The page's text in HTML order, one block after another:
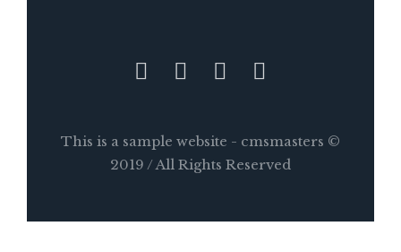
This is a sample website - cmsmasters ©
2019 / All Rights Reserved